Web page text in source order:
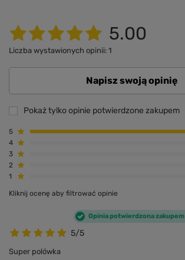
5.00
Liczba wystawionych opinii: 1
Napisz swoją opinię
Pokaż tylko opinie potwierdzone zakupem
5
4
3
2
1
Kliknij ocenę aby filtrować opinie
5/5
Opinia potwierdzona zakupem
Super polówka